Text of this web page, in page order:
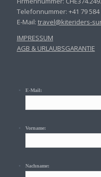
Telefonnummer: +41 79 584
E-Mail: travel@kiteriders-
IMPRESSUM
AGB & URLAUBSGARANTIE
E-Mail:
Vorname:
Nachname: